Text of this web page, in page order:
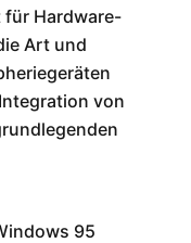
für Hardware-
Art und
von
95